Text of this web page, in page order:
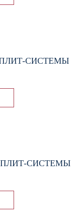
СИСТЕМЫ
СИСТЕМЫ